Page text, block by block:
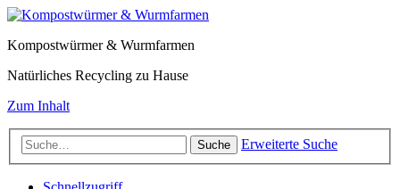
Kompostwürmer & Wurmfarmen
Natürliches Recycling zu Hause
Zum Inhalt
Suche Erweiterte Suche